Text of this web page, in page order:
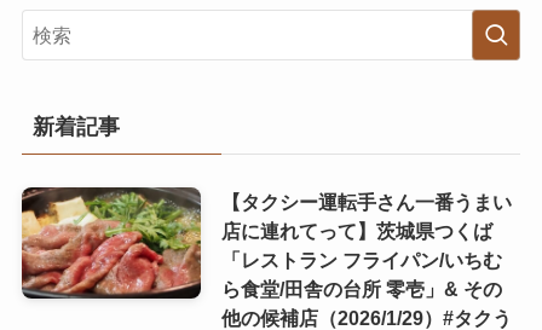
新着記事
【タクシー運転手さん一番うまい
店に連れてって】茨城県つくば
「レストラン フライパン/いちむ
ら食堂/田舎の台所 零壱」& その
他の候補店（2026/1/29）#タクう